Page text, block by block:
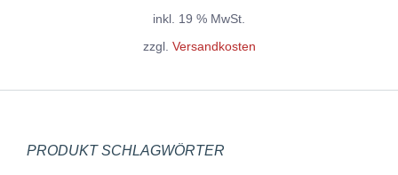
inkl. 19 % MwSt.
zzgl. Versandkosten
PRODUKT SCHLAGWÖRTER